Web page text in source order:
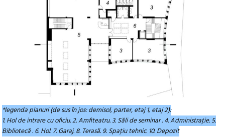
*legenda planuri (de sus în jos: demisol, parter, etaj 1, etaj 2):
1. Hol de intrare cu oficiu. 2. Amfiteatru. 3. Săli de seminar . 4. Administraţie. 5.
Bibliotecă . 6. Hol. 7. Garaj. 8. Terasă. 9. Spaţiu tehnic. 10. Depozit